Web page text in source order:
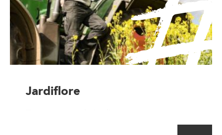
Jardiflore